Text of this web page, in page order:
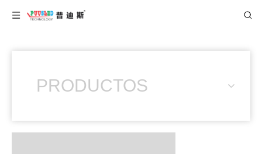
PRODUCTOS